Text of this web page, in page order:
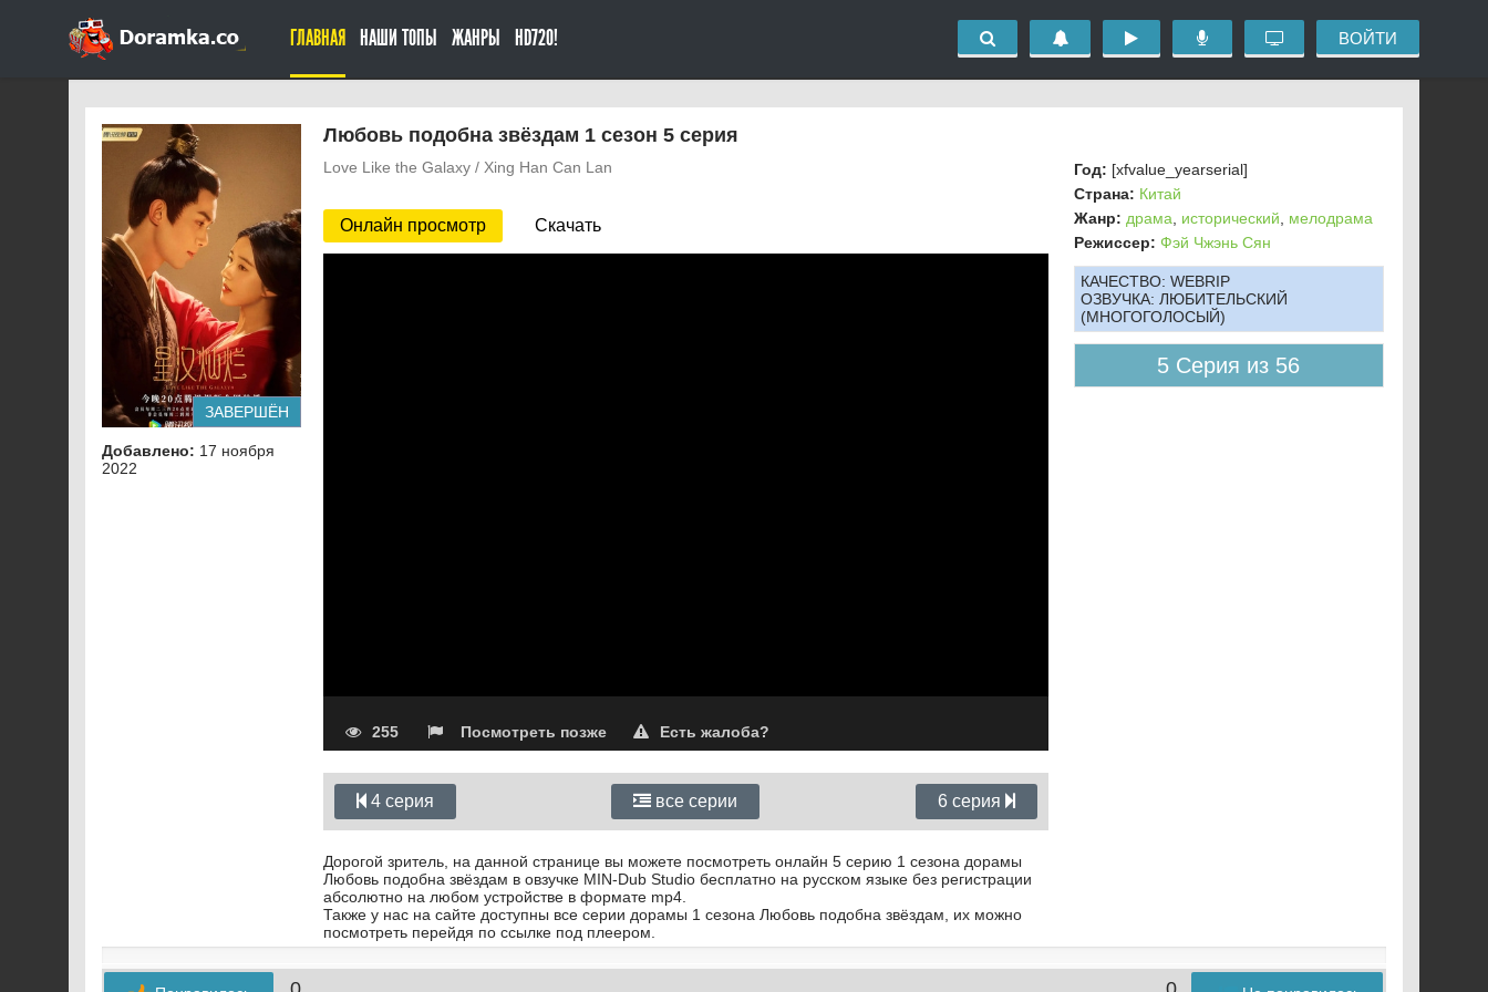
ГЛАВНАЯ НАШИ ТОПЫ ЖАНРЫ HD720! ВОЙТИ
Любовь подобна звёздам 1 сезон 5 серия
Love Like the Galaxy / Xing Han Can Lan
Онлайн просмотр Скачать
255 Посмотреть позже Есть жалоба?
4 серия все серии 6 серия
Дорогой зритель, на данной странице вы можете посмотреть онлайн 5 серию 1 сезона дорамы
Любовь подобна звёздам в овзучке MIN-Dub Studio бесплатно на русском языке без регистрации
абсолютно на любом устройстве в формате mp4.
Также у нас на сайте доступны все серии дорамы 1 сезона Любовь подобна звёздам, их можно
посмотреть перейдя по ссылке под плеером.
ЗАВЕРШЁН
Добавлено: 17 ноября
2022
Год: [xfvalue_yearserial]
Страна: Китай
Жанр: драма исторический
мелодрама
Режиссер: Фэй Чжэнь Сян
КАЧЕСТВО: WEBRIP
ОЗВУЧКА: ЛЮБИТЕЛЬСКИЙ
(МНОГОГОЛОСЫЙ)
5 Серия из 56